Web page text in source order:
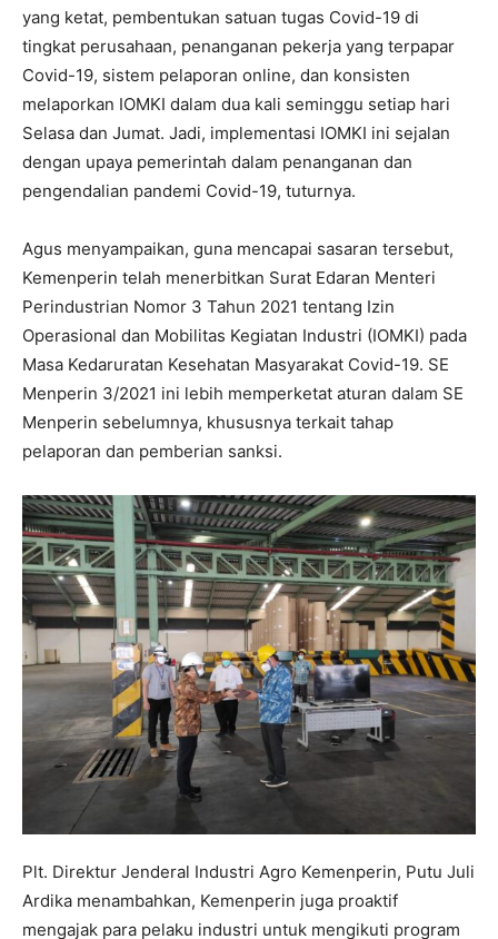
yang ketat, pembentukan satuan tugas Covid-19 di
tingkat perusahaan, penanganan pekerja yang terpapar
Covid-19, sistem pelaporan online, dan konsisten
melaporkan IOMKI dalam dua kali seminggu setiap hari
Selasa dan Jumat. Jadi, implementasi IOMKI ini sejalan
dengan upaya pemerintah dalam penanganan dan
pengendalian pandemi Covid-19, tuturnya.
Agus menyampaikan, guna mencapai sasaran tersebut,
Kemenperin telah menerbitkan Surat Edaran Menteri
Perindustrian Nomor 3 Tahun 2021 tentang Izin
Operasional dan Mobilitas Kegiatan Industri (IOMKI) pada
Masa Kedaruratan Kesehatan Masyarakat Covid-19. SE
Menperin 3/2021 ini lebih memperketat aturan dalam SE
Menperin sebelumnya, khususnya terkait tahap
pelaporan dan pemberian sanksi.
Plt. Direktur Jenderal Industri Agro Kemenperin, Putu Juli
Ardika menambahkan, Kemenperin juga proaktif
mengajak para pelaku industri untuk mengikuti program